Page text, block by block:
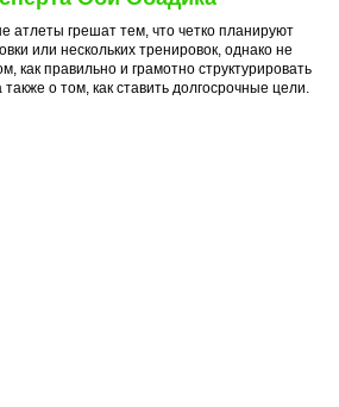
атлеты грешат тем, что четко планируют
или нескольких тренировок, однако не
как правильно и грамотно структурировать
о том, как ставить долгосрочные цели.